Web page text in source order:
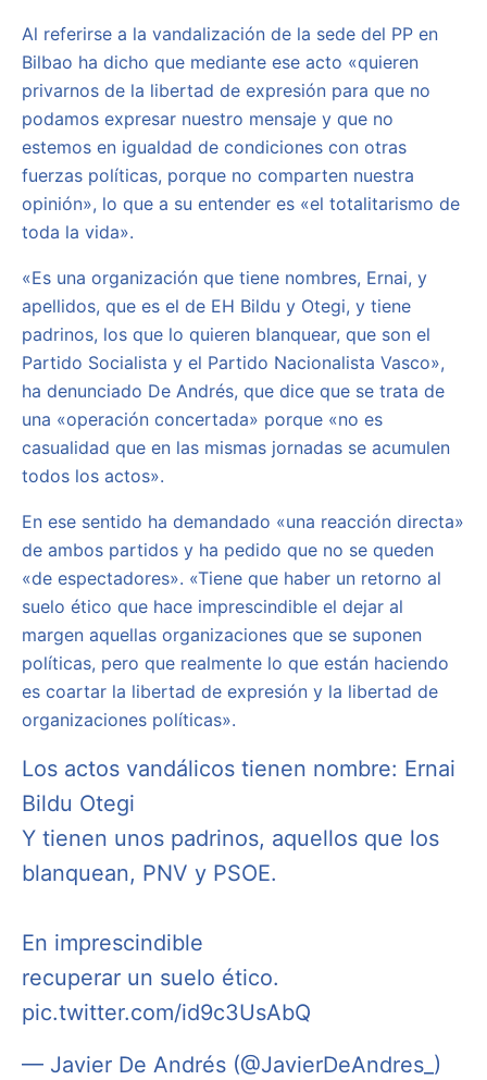
Al referirse a la vandalización de la sede del PP en
Bilbao ha dicho que mediante ese acto «quieren
privarnos de la libertad de expresión para que no
podamos expresar nuestro mensaje y que no
estemos en igualdad de condiciones con otras
fuerzas políticas, porque no comparten nuestra
opinión», lo que a su entender es «el totalitarismo de
toda la vida».
«Es una organización que tiene nombres, Ernai, y
apellidos, que es el de EH Bildu y Otegi, y tiene
padrinos, los que lo quieren blanquear, que son el
Partido Socialista y el Partido Nacionalista Vasco»,
ha denunciado De Andrés, que dice que se trata de
una «operación concertada» porque «no es
casualidad que en las mismas jornadas se acumulen
todos los actos».
En ese sentido ha demandado «una reacción directa»
de ambos partidos y ha pedido que no se queden
«de espectadores». «Tiene que haber un retorno al
suelo ético que hace imprescindible el dejar al
margen aquellas organizaciones que se suponen
políticas, pero que realmente lo que están haciendo
es coartar la libertad de expresión y la libertad de
organizaciones políticas».
Los actos vandálicos tienen nombre: Ernai
Bildu Otegi
Y tienen unos padrinos, aquellos que los
blanquean, PNV y PSOE.
En imprescindible
recuperar un suelo ético.
pic.twitter.com/id9c3UsAbQ
— Javier De Andrés (@JavierDeAndres_)